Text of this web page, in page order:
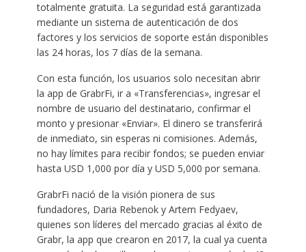
totalmente gratuita. La seguridad está garantizada
mediante un sistema de autenticación de dos
factores y los servicios de soporte están disponibles
las 24 horas, los 7 días de la semana.
Con esta función, los usuarios solo necesitan abrir
la app de GrabrFi, ir a «Transferencias», ingresar el
nombre de usuario del destinatario, confirmar el
monto y presionar «Enviar». El dinero se transferirá
de inmediato, sin esperas ni comisiones. Además,
no hay límites para recibir fondos; se pueden enviar
hasta USD 1,000 por día y USD 5,000 por semana.
GrabrFi nació de la visión pionera de sus
fundadores, Daria Rebenok y Artem Fedyaev,
quienes son líderes del mercado gracias al éxito de
Grabr, la app que crearon en 2017, la cual ya cuenta